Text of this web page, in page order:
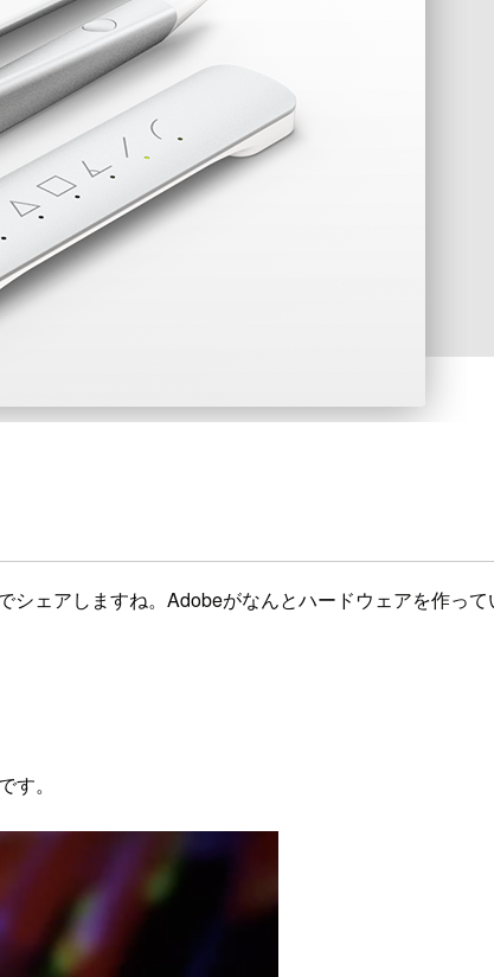
ェアしますね。Adobeがなんとハードウェアを作っ
。